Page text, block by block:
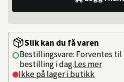
Slik kan du få varen
Bestillingsvare: Forventes
bestilling i dag.Les mer
Ikke på lager i butikk